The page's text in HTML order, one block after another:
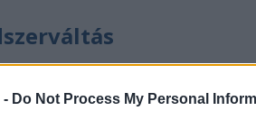
- Do Not Process My Personal
amelyek szerint az
Magyarországon .